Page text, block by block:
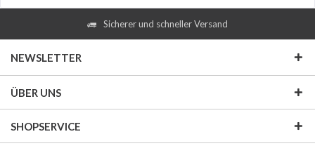
Sicherer und schneller Versand
NEWSLETTER
ÜBER UNS
SHOPSERVICE